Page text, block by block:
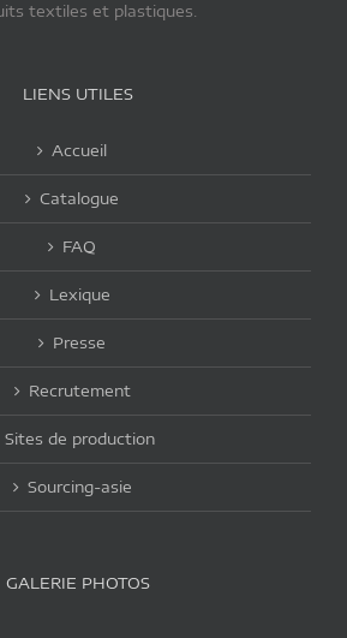
textiles et plastiques.
LIENS UTILES
Accueil
Catalogue
FAQ
Lexique
Presse
Recrutement
Sites de production
Sourcing-asie
GALERIE PHOTOS